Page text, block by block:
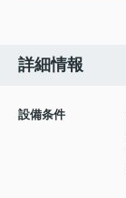
詳細情報
設備条件